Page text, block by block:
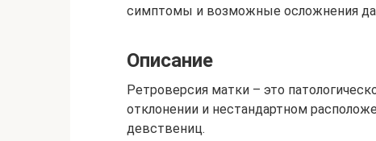
симптомы и возможные осложнения
Описание
Ретроверсия матки – это
отклонении и нестандартном
девствениц.